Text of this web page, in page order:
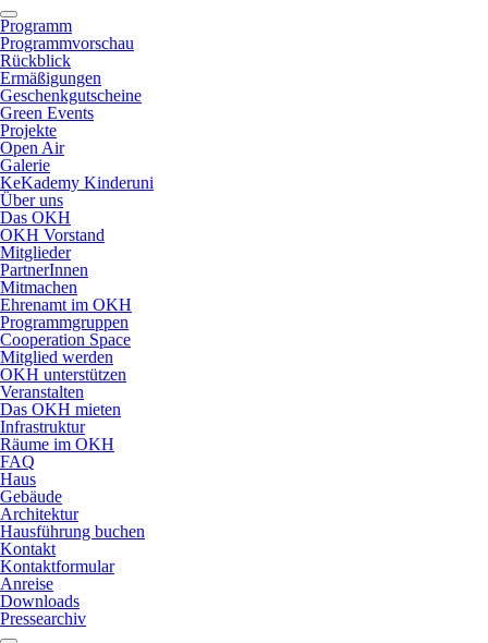
Programm
Programmvorschau
Rückblick
Ermäßigungen
Geschenkgutscheine
Green Events
Projekte
Open Air
Galerie
KeKademy Kinderuni
Über uns
Das OKH
OKH Vorstand
Mitglieder
PartnerInnen
Mitmachen
Ehrenamt im OKH
Programmgruppen
Cooperation Space
Mitglied werden
OKH unterstützen
Veranstalten
Das OKH mieten
Infrastruktur
Räume im OKH
FAQ
Haus
Gebäude
Architektur
Hausführung buchen
Kontakt
Kontaktformular
Anreise
Downloads
Pressearchiv